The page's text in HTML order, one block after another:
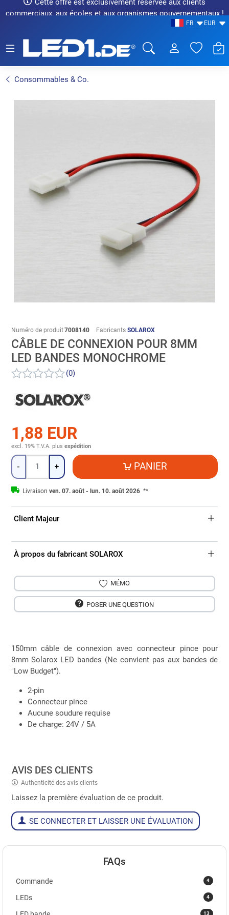
Cette offre est exclusivement réservée aux clients
commerciaux, aux écoles et aux organismes gouvernementaux !
FR EUR
Consommables & Co.
Numéro de produit7008140 Fabricants SOLAROX
CÂBLE DE CONNEXION POUR 8MM
LED BANDES MONOCHROME
(0)
1,88 EUR
excl. 19% T.V.A. plus expédition
Quantité
- + PANIER
Livraison ven. 07. août - lun. 10. août 2026 **
Client Majeur
À propos du fabricant SOLAROX
MÉMO
POSER UNE QUESTION
150mm câble de connexion avec connecteur pince pour
8mm Solarox LED bandes (Ne convient pas aux bandes de
"Low Budget").
2-pin
Connecteur pince
Aucune soudure requise
De charge: 24V / 5A
AVIS DES CLIENTS
Authenticité des avis clients
Laissez la première évaluation de ce produit.
SE CONNECTER ET LAISSER UNE ÉVALUATION
FAQs
4
Commande
4
LEDs
13